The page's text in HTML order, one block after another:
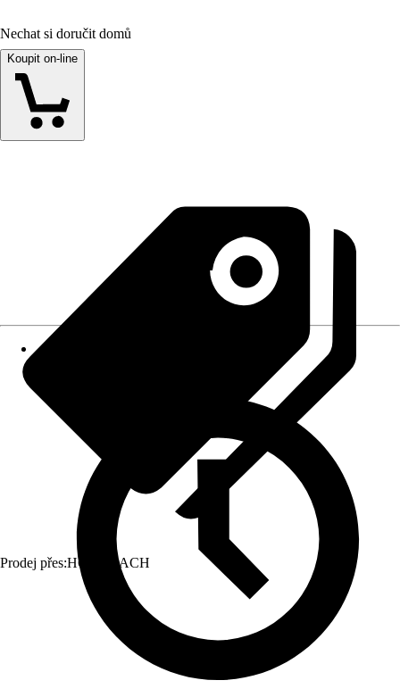
Nechat si doručit domů
Koupit on-line
Prodej přes:HORNBACH